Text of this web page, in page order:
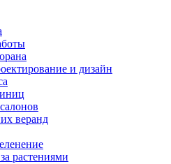
и дизайн
веранд
растениями